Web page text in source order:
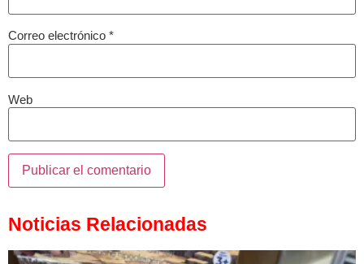
Correo electrónico *
Web
Noticias Relacionadas